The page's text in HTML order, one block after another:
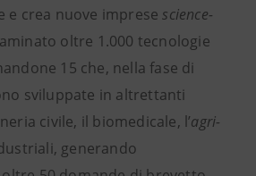
e crea nuove impresescience-
oltre 1.000 tecnologie
15 che, nella fase di
sviluppate in altrettanti
civile, il biomedicale, l’agri-
generando